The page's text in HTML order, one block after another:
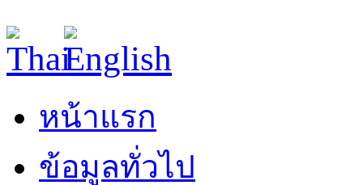
หน้าแรก
ข้อมูลทั่วไป